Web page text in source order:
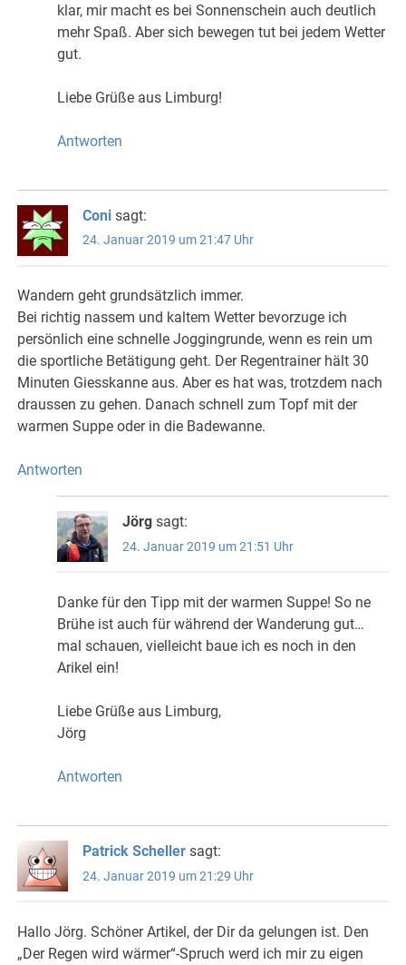
klar, mir macht es bei Sonnenschein auch deutlich
mehr Spaß. Aber sich bewegen tut bei jedem Wetter
gut.
Liebe Grüße aus Limburg!
Antworten
Coni sagt:
24. Januar 2019 um 21:47 Uhr
Wandern geht grundsätzlich immer.
Bei richtig nassem und kaltem Wetter bevorzuge ich
persönlich eine schnelle Joggingrunde, wenn es rein um
die sportliche Betätigung geht. Der Regentrainer hält 30
Minuten Giesskanne aus. Aber es hat was, trotzdem nach
draussen zu gehen. Danach schnell zum Topf mit der
warmen Suppe oder in die Badewanne.
Antworten
Jörg sagt:
24. Januar 2019 um 21:51 Uhr
Danke für den Tipp mit der warmen Suppe! So ne
Brühe ist auch für während der Wanderung gut…
mal schauen, vielleicht baue ich es noch in den
Arikel ein!
Liebe Grüße aus Limburg,
Jörg
Antworten
Patrick Scheller sagt:
24. Januar 2019 um 21:29 Uhr
Hallo Jörg. Schöner Artikel, der Dir da gelungen ist. Den
„Der Regen wird wärmer“-Spruch werd ich mir zu eigen